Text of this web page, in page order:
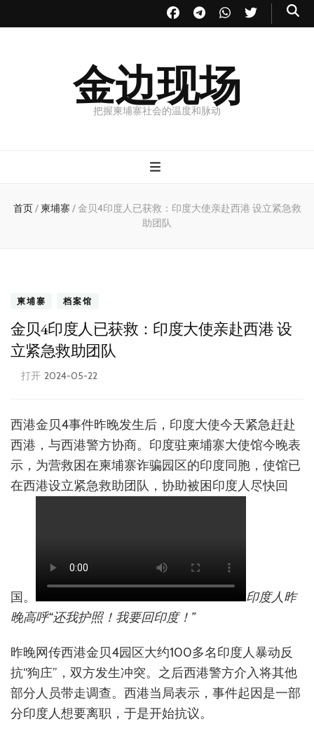
金边现场
把握柬埔寨社会的温度和脉动
首页/ 柬埔寨 /金贝4印度人已获救：印度大使亲赴西港 设立紧急救
助团队
柬埔寨 档案馆
金贝4印度人已获救：印度大使亲赴西港 设
立紧急救助团队
打开 2024-05-22
西港金贝4事件昨晚发生后，印度大使今天紧急赶赴
西港，与西港警方协商。印度驻柬埔寨大使馆今晚表
示，为营救困在柬埔寨诈骗园区的印度同胞，使馆已
在西港设立紧急救助团队，协助被困印度人尽快回
国。
印度人昨
晚高呼“还我护照！我要回印度！”
昨晚网传西港金贝4园区大约100多名印度人暴动反
抗“狗庄”，双方发生冲突。之后西港警方介入将其他
部分人员带走调查。西港当局表示，事件起因是一部
分印度人想要离职，于是开始抗议。